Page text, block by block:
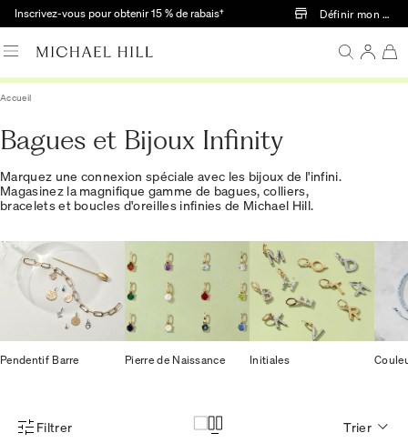
Passer au contenu principal
Inscrivez-vous pour obtenir 15 % de rabais† Définir mon
Accueil
Bagues et Bijoux Infinity
Marquez une connexion spéciale avec les bijoux de l'infini.
Magasinez la magnifique gamme de bagues, colliers,
bracelets et boucles d'oreilles infinies de Michael Hill.
Pendentif Barre Pierre de Naissance Initiales
Menu des filtres d'articles
Filtrer Trier